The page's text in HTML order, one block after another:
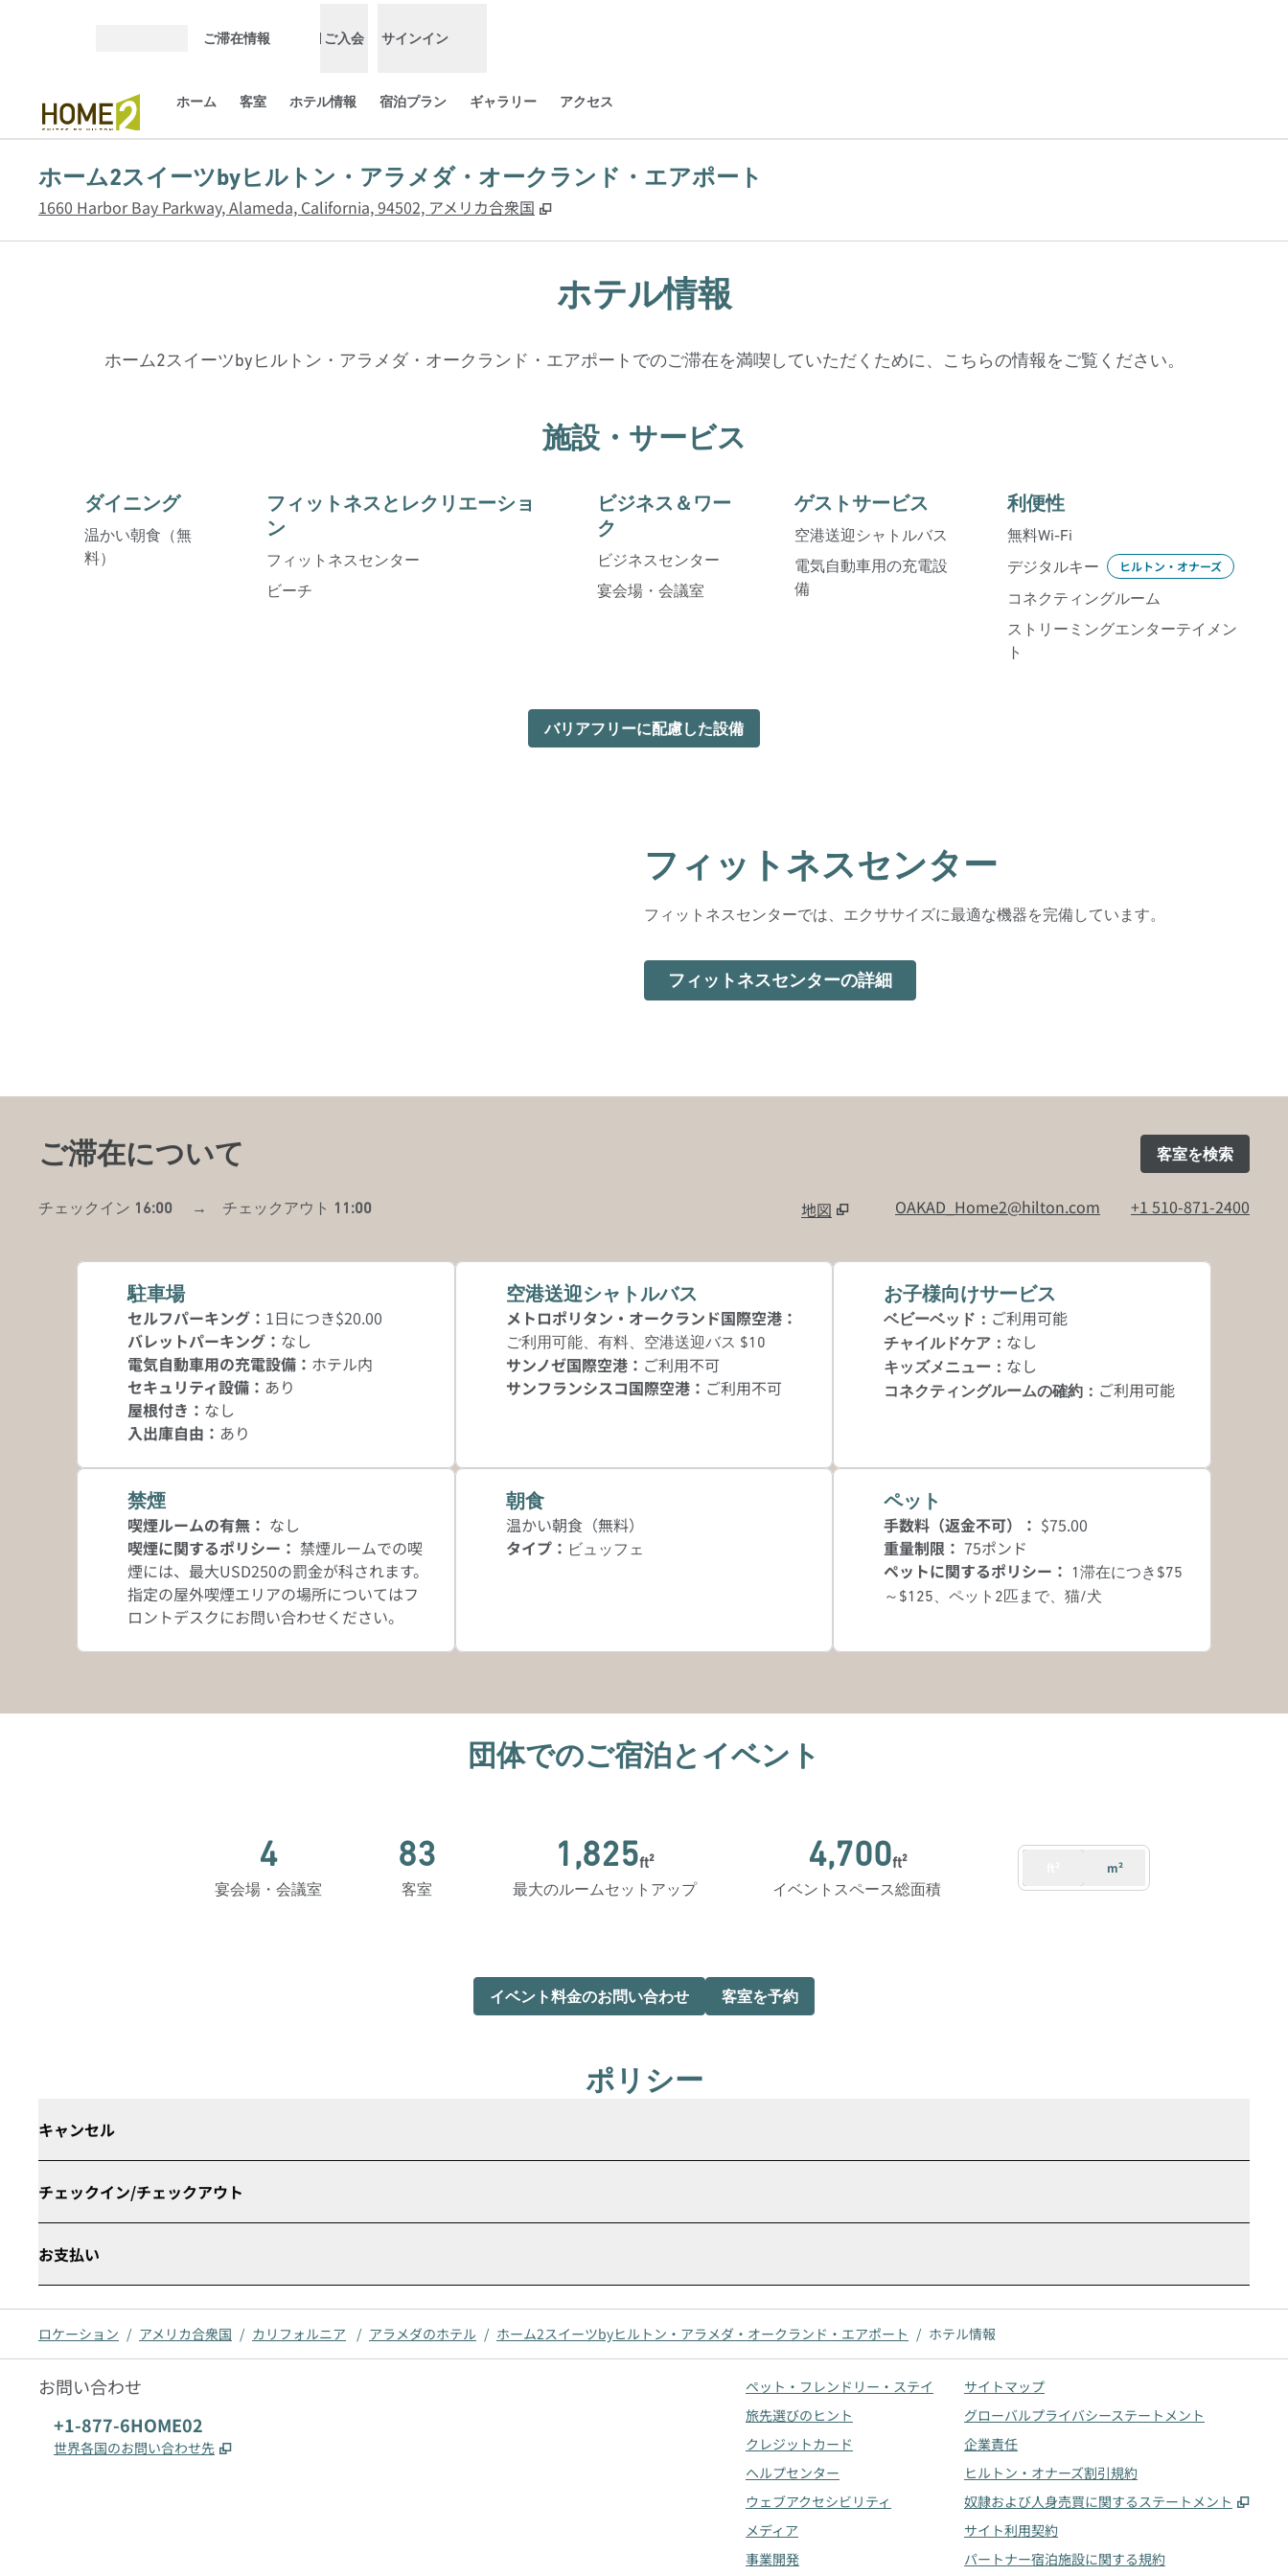
ご滞在情報 ご入会 サインイン
ホーム 客室 ホテル情報 宿泊プラン ギャラリー アクセス
ホーム2スイーツbyヒルトン・アラメダ・オークランド・エアポート
1660 Harbor Bay Parkway, Alameda, California, 94502, アメリカ合衆国 ,
ホテル情報
ホーム2スイーツbyヒルトン・アラメダ・オークランド・エアポートでのご滞在を満喫していただくために、こちらの情報をご覧ください。
施設・サービス
ダイニング
温かい朝食（無
料）
フィットネスとレクリエーショ
ン
フィットネスセンター
ビーチ
ビジネス＆ワー
ク
ビジネスセンター
宴会場・会議室
ゲストサービス
空港送迎シャトルバス
電気自動車用の充電設
備
利便性
無料Wi-Fi
デジタルキー
ヒルトン・オナーズ
コネクティングルーム
ストリーミングエンターテイメン
ト
バリアフリーに配慮した設備
フィットネスセンター
フィットネスセンターでは、エクササイズに最適な機器を完備しています。
フィットネスセンターの詳細
ご滞在について 客室を検索
チェックイン 16:00 → チェックアウト 11:00
地図
OAKAD_Home2@hilton.com +1 510-871-2400
駐車場
セルフパーキング ： 1日につき$20.00
バレットパーキング ： なし
電気自動車用の充電設備 ： ホテル内
セキュリティ設備 ： あり
屋根付き ： なし
入出庫自由 ： あり
空港送迎シャトルバス
メトロポリタン・オークランド国際空港：
ご利用可能、有料、空港送迎バス $10
サンノゼ国際空港： ご利用不可
サンフランシスコ国際空港： ご利用不可
お子様向けサービス
ベビーベッド ： ご利用可能
チャイルドケア ： なし
キッズメニュー ： なし
コネクティングルームの確約 ： ご利用可能
禁煙
喫煙ルームの有無： なし
喫煙に関するポリシー： 禁煙ルームでの喫
煙には、最大USD250の罰金が科されます。
指定の屋外喫煙エリアの場所についてはフ
ロントデスクにお問い合わせください。
朝食
温かい朝食（無料）
タイプ： ビュッフェ
ペット
手数料（返金不可）： $75.00
重量制限： 75ポンド
ペットに関するポリシー：
1滞在につき$75
～$125、ペット2匹まで、猫/犬
団体でのご宿泊とイベント
4
宴会場・会議室
83
客室
1,825ft²
ft²
最大のルームセットアップ
4,700ft²
ft²
イベントスペース総面積
m²
イベント料金のお問い合わせ 客室を予約
ポリシー
キャンセル
チェックイン/チェックアウト
お支払い
ロケーション / アメリカ合衆国 / カリフォルニア / アラメダのホテル / ホーム2スイーツbyヒルトン・アラメダ・オークランド・エアポート / ホテル情報
お問い合わせ
電話番号：
+1-877-6HOME02
世界各国のお問い合わせ先 ,
ペット・フレンドリー・ステイ
旅先選びのヒント
クレジットカード
ヘルプセンター
ウェブアクセシビリティ
メディア
事業開発
サイトマップ
グローバルプライバシーステートメント
企業責任
ヒルトン・オナーズ割引規約
奴隷および人身売買に関するステートメント
,
サイト利用契約
パートナー宿泊施設に関する規約